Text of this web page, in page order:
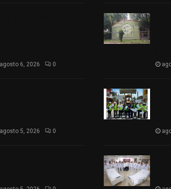
agosto 6, 2026 0
agosto 5, 2026 0